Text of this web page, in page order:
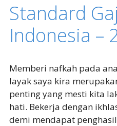
Standard
Indonesia –
Memberi nafkah pada
layak saya kira
penting yang mesti kita
hati. Bekerja dengan
demi mendapat